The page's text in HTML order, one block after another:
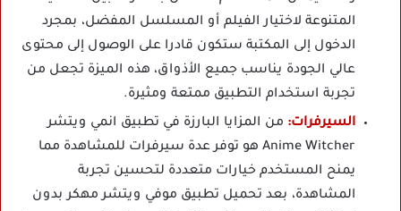
المتنوعة لاختيار الفيلم أو المسلسل المفضل، بمجرد
الدخول إلى المكتبة ستكون قادرا على الوصول إلى محتوى
عالي الجودة يناسب جميع الأذواق، هذه الميزة تجعل من
تجربة استخدام التطبيق ممتعة ومثيرة.
السيرفرات: من المزايا البارزة في تطبيق انمي ويتشر
Anime Witcher هو توفر عدة سيرفرات للمشاهدة مما
يمنح المستخدم خيارات متعددة لتحسين تجربة
المشاهدة، بعد تحميل تطبيق موفي ويتشر مهكر بدون